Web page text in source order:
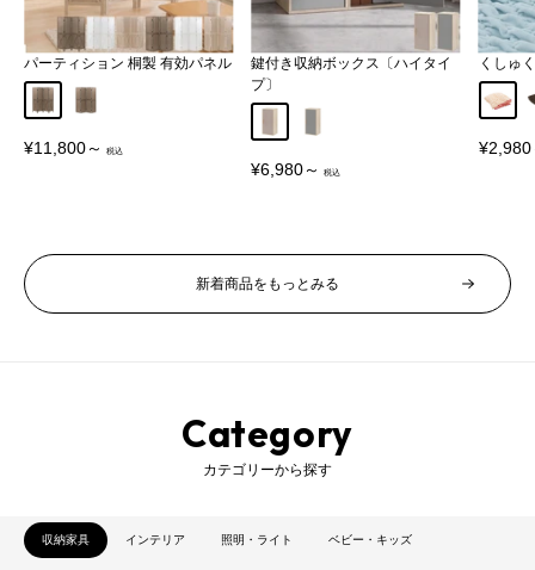
パーティション 桐製 有効パネル
AタイプBタイプ
販
¥11,800～
鍵付き収納ボックス〔ハイタイ
プ〕
販
¥6,980～
くしゅ
アイ
販
¥2,980
新着商品をもっとみる
Category
カテゴリーから探す
収納家具 インテリア 照明・ライト ベビー・キッズ